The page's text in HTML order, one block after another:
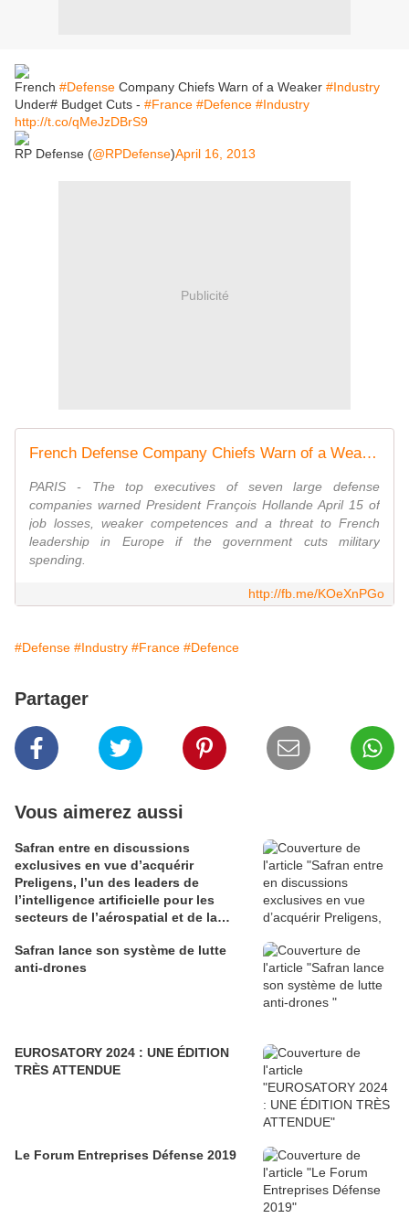
French #Defense Company Chiefs Warn of a Weaker #Industry
Under# Budget Cuts - #France #Defence #Industry
http://t.co/qMeJzDBrS9
RP Defense (@RPDefense)April 16, 2013
Publicité
French Defense Company Chiefs Warn of a Weaker Industry Under Budget Cuts
PARIS - The top executives of seven large defense
companies warned President François Hollande April 15 of
job losses, weaker competences and a threat to French
leadership in Europe if the government cuts military
spending.
http://fb.me/KOeXnPGo
#Defense #Industry #France #Defence
Partager
Vous aimerez aussi
Safran entre en discussions
exclusives en vue d’acquérir
Preligens, l’un des leaders de
l’intelligence artificielle pour les
secteurs de l’aérospatial et de la
Safran lance son système de lutte
anti-drones
EUROSATORY 2024 : UNE ÉDITION
TRÈS ATTENDUE
Le Forum Entreprises Défense 2019